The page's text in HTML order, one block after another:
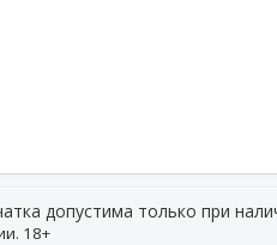
допустима только при
18+